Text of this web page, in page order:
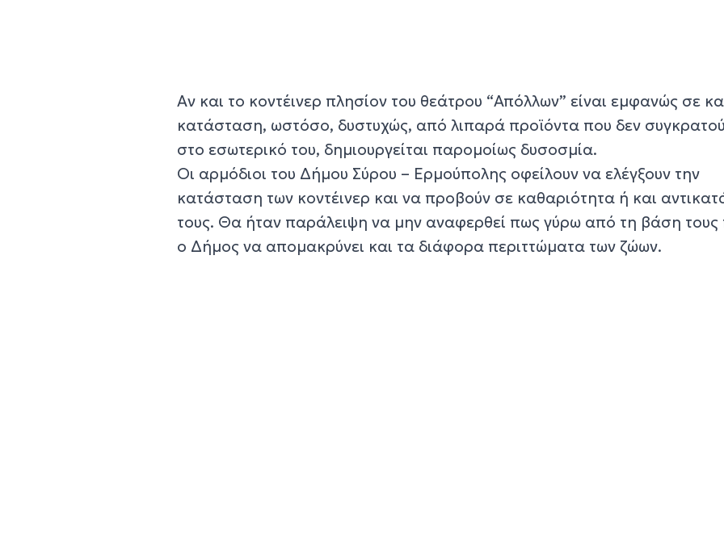
Αν και το κοντέινερ πλησίον του θεάτρου “Απόλλων” είναι εμφανώς σε
κατάσταση, ωστόσο, δυστυχώς, από λιπαρά προϊόντα που δεν
στο εσωτερικό του, δημιουργείται παρομοίως δυσοσμία.
Οι αρμόδιοι του Δήμου Σύρου – Ερμούπολης οφείλουν να ελέγξουν την
κατάσταση των κοντέινερ και να προβούν σε καθαριότητα ή και
τους. Θα ήταν παράλειψη να μην αναφερθεί πως γύρω από τη βάση τους
ο Δήμος να απομακρύνει και τα διάφορα περιττώματα των ζώων.